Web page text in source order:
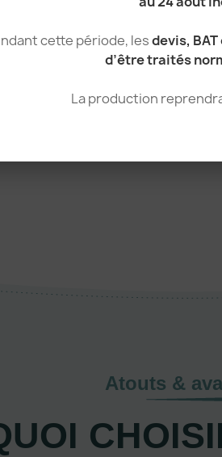
cette période, lesdevis,
d’être traités
La production
57 g
Atouts &